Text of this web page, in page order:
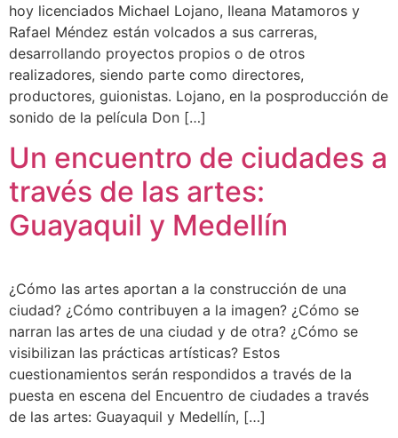
hoy licenciados Michael Lojano, Ileana Matamoros y
Rafael Méndez están volcados a sus carreras,
desarrollando proyectos propios o de otros
realizadores, siendo parte como directores,
productores, guionistas. Lojano, en la posproducción de
sonido de la película Don […]
Un encuentro de ciudades a
través de las artes:
Guayaquil y Medellín
¿Cómo las artes aportan a la construcción de una
ciudad? ¿Cómo contribuyen a la imagen? ¿Cómo se
narran las artes de una ciudad y de otra? ¿Cómo se
visibilizan las prácticas artísticas? Estos
cuestionamientos serán respondidos a través de la
puesta en escena del Encuentro de ciudades a través
de las artes: Guayaquil y Medellín, […]